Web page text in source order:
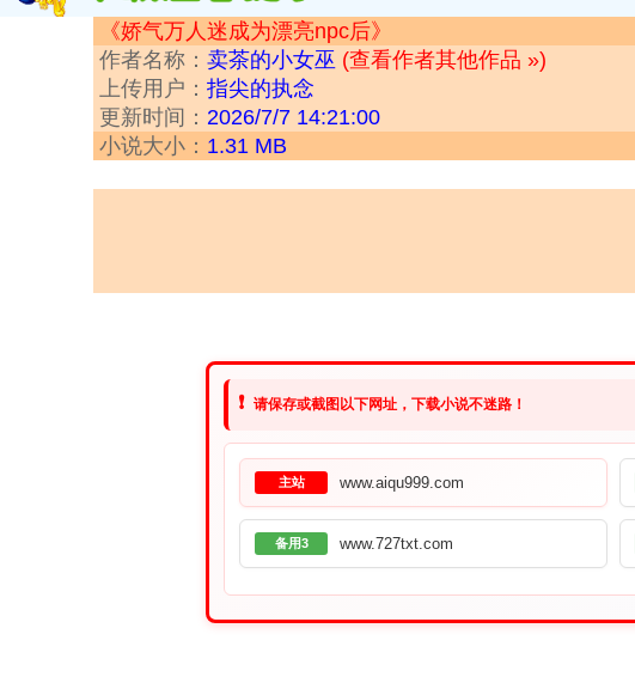
《娇气万人迷成为漂亮npc后》
作者名称： 卖茶的小女巫 (查看作者其他作品 »)
上传用户： 指尖的执念
更新时间： 2026/7/7 14:21:00
小说大小： 1.31 MB
❗ 请保存或截图以下网址，下载小说不迷路！
主站 www.aiqu999.com
备用3 www.727txt.com